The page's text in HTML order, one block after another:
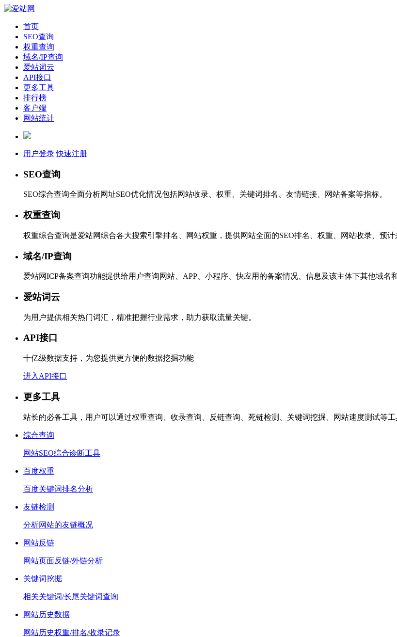
首页
SEO查询
权重查询
域名/IP查询
爱站词云
API接口
更多工具
排行榜
客户端
网站统计
用户登录 快速注册
SEO查询
SEO综合查询全面分析网址SEO优化情况包括网站收录、权重、关键词排名、友情链接、网站备案等指标。
权重查询
权重综合查询是爱站网综合各大搜索引擎排名、网站权重，提供网站全面的SEO排名、权重、网站收录、预计
域名/IP查询
爱站网ICP备案查询功能提供给用户查询网站、APP、小程序、快应用的备案情况、信息及该主体下其他域名
爱站词云
为用户提供相关热门词汇，精准把握行业需求，助力获取流量关键。
API接口
十亿级数据支持，为您提供更方便的数据挖掘功能
进入API接口
更多工具
站长的必备工具，用户可以通过权重查询、收录查询、反链查询、死链检测、关键词挖掘、网站速度测试等工
综合查询
网站SEO综合诊断工具
百度权重
百度关键词排名分析
友链检测
分析网站的友链概况
网站反链
网站页面反链/外链分析
关键词挖掘
相关关键词/长尾关键词查询
网站历史数据
网站历史权重/排名/收录记录